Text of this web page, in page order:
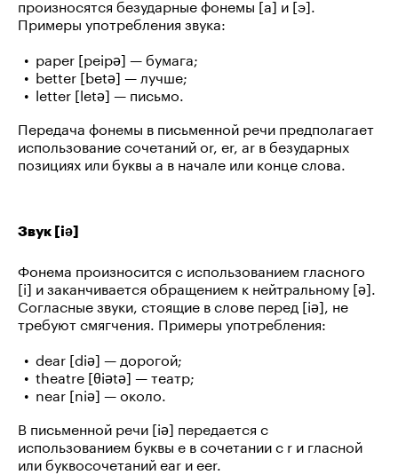
произносятся безударные фонемы [а] и [э].
Примеры употребления звука:
paper [peipə] — бумага;
better [betə] — лучше;
letter [letə] — письмо.
Передача фонемы в письменной речи предполагает
использование сочетаний or, er, ar в безударных
позициях или буквы a в начале или конце слова.
Звук [iə]
Фонема произносится с использованием гласного
[i] и заканчивается обращением к нейтральному [ə].
Согласные звуки, стоящие в слове перед [iə], не
требуют смягчения. Примеры употребления:
dear [diə] — дорогой;
theatre [θiətə] — театр;
near [niə] — около.
В письменной речи [iə] передается с
использованием буквы e в сочетании с r и гласной
или буквосочетаний ear и eer.